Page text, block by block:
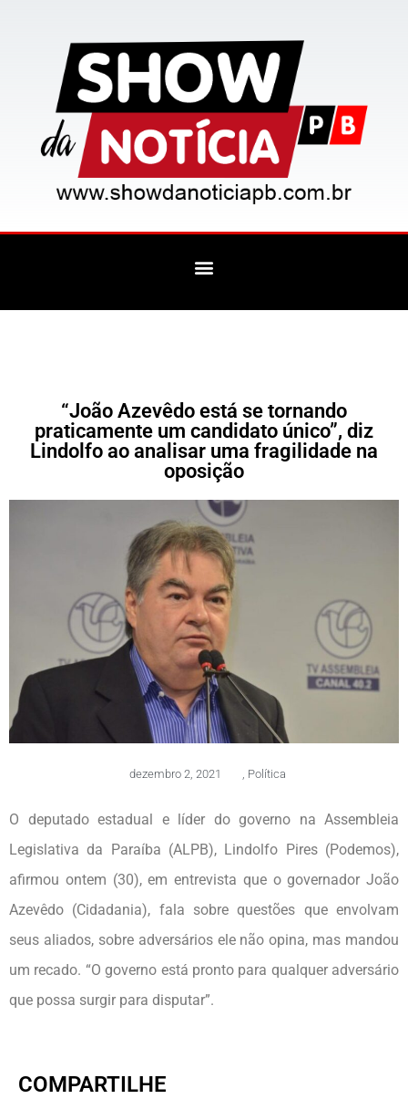
“João Azevêdo está se tornando
praticamente um candidato único”, diz
Lindolfo ao analisar uma fragilidade na
oposição
dezembro 2, 2021 , Política
O deputado estadual e líder do governo na Assembleia
Legislativa da Paraíba (ALPB), Lindolfo Pires (Podemos),
afirmou ontem (30), em entrevista que o governador João
Azevêdo (Cidadania), fala sobre questões que envolvam
seus aliados, sobre adversários ele não opina, mas mandou
um recado. “O governo está pronto para qualquer adversário
que possa surgir para disputar”.
COMPARTILHE